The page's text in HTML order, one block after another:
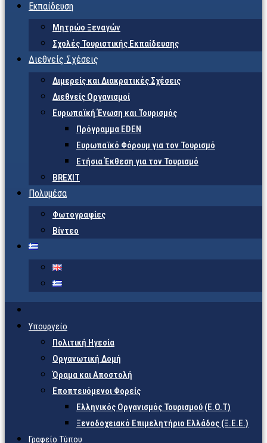
Εκπαίδευση
Μητρώο Ξεναγών
Σχολές Τουριστικής Εκπαίδευσης
Διεθνείς Σχέσεις
Διμερείς και Διακρατικές Σχέσεις
Διεθνείς Οργανισμοί
Ευρωπαϊκή Ένωση και Τουρισμός
Πρόγραμμα EDEN
Ευρωπαϊκό Φόρουμ για τον Τουρισμό
Ετήσια Έκθεση για τον Τουρισμό
BREXIT
Πολυμέσα
Φωτογραφίες
Βίντεο
Υπουργείο
Πολιτική Ηγεσία
Οργανωτική Δομή
Όραμα και Αποστολή
Εποπτευόμενοι Φορείς
Eλληνικός Οργανισμός Τουρισμού (Ε.Ο.Τ)
Ξενοδοχειακό Επιμελητήριο Ελλάδος (Ξ.Ε.Ε.)
Γραφείο Τύπου